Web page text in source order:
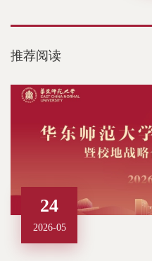
推荐阅读
24
2026-05